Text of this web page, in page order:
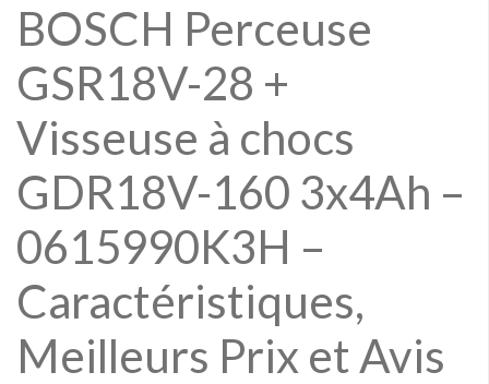
BOSCH Perceuse
GSR18V-28 +
Visseuse à chocs
GDR18V-160 3x4Ah –
0615990K3H –
Caractéristiques,
Meilleurs Prix et Avis